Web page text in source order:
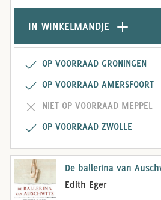
IN WINKELMANDJE
OP VOORRAAD GRONINGEN
OP VOORRAAD AMERSFOORT
NIET OP VOORRAAD MEPPEL
OP VOORRAAD ZWOLLE
De ballerina van
Edith Eger